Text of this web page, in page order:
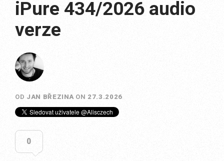
iPure 434/2026 audio
verze
OD JAN BŘEZINA ON 27.3.2026
0